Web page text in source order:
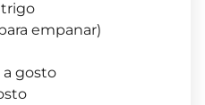
empanar)
gosto